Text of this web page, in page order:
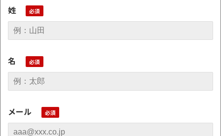
姓
名
メール